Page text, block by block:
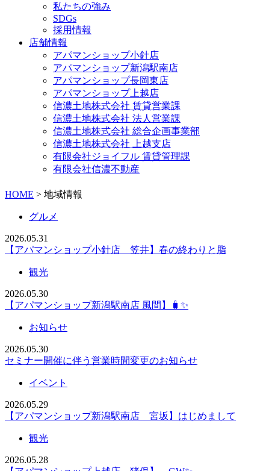
私たちの強み
SDGs
採用情報
店舗情報
アパマンショップ小針店
アパマンショップ新潟駅南店
アパマンショップ長岡東店
アパマンショップ上越店
信濃土地株式会社 賃貸営業課
信濃土地株式会社 法人営業課
信濃土地株式会社 総合企画事業部
信濃土地株式会社 上越支店
有限会社ジョイフル 賃貸管理課
有限会社信濃不動産
HOME > 地域情報
グルメ
2026.05.31
【アパマンショップ小針店 笠井】春の終わりと脂
観光
2026.05.30
【アパマンショップ新潟駅南店 風間】🧳✨
お知らせ
2026.05.30
セミナー開催に伴う営業時間変更のお知らせ
イベント
2026.05.29
【アパマンショップ新潟駅南店 宮坂】はじめまして
観光
2026.05.28